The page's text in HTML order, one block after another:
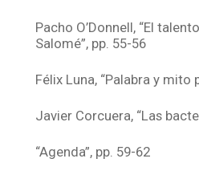
Pacho O’Donnell, “El
Salomé”, pp. 55-56
Félix Luna, “Palabra y mito
Javier Corcuera, “Las
“Agenda”, pp. 59-62